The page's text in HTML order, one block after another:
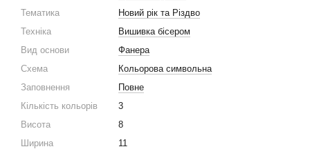
Тематика
Новий рік та Різдво
Техніка
Вишивка бісером
Вид основи
Фанера
Схема
Кольорова символьна
Заповнення
Повне
Кількість кольорів
3
Висота
8
Ширина
11